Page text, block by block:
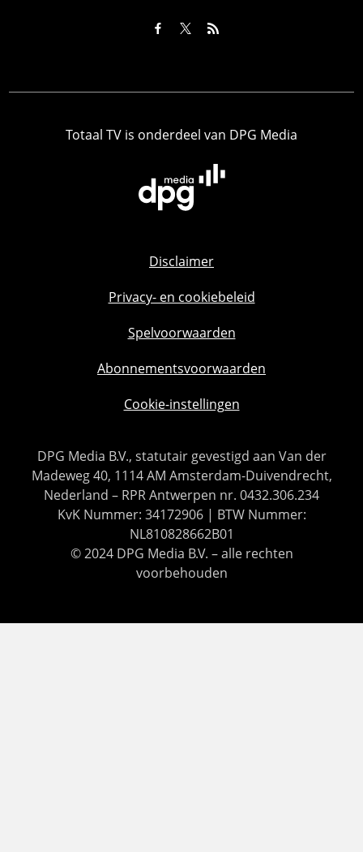
Totaal TV is onderdeel van DPG Media
Disclaimer
Privacy- en cookiebeleid
Spelvoorwaarden
Abonnementsvoorwaarden
Cookie-instellingen
DPG Media B.V., statutair gevestigd aan Van der
Madeweg 40, 1114 AM Amsterdam-Duivendrecht,
Nederland – RPR Antwerpen nr. 0432.306.234
KvK Nummer: 34172906 | BTW Nummer:
NL810828662B01
© 2024 DPG Media B.V. – alle rechten
voorbehouden